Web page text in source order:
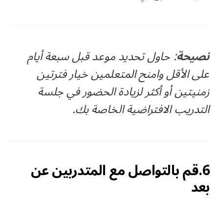
نصيحة: حاول تحديد موعد قبل سبعة أيام
على الأقل وامنح المتعلمين خيار فترتين
زمنيتين أو أكثر لزيادة الحضور في جلسة
التدريب الافتراضية الخاصة بك.
6.قم بالتواصل مع المتدربين عن
بعد